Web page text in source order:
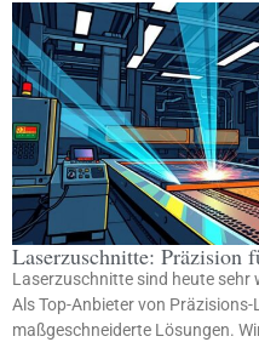
Laserzuschnitte: Präzision
Laserzuschnitte sind heute
Als Top-Anbieter von
maßgeschneiderte Lösungen.